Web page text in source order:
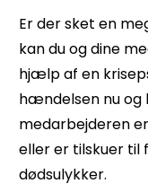
Er der sket en
kan du og dine
hjælp af en
hændelsen nu og
medarbejderen
eller er tilskuer til
dødsulykker.